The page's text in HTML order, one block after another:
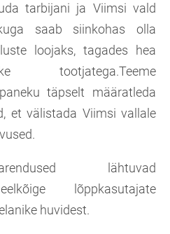
tarbijani ja Viimsi vald
saab siinkohas olla
loojaks, tagades hea
tootjatega.Teeme
täpselt määratleda
et välistada Viimsi vallale
lähtuvad
lõppkasutajate
huvidest.